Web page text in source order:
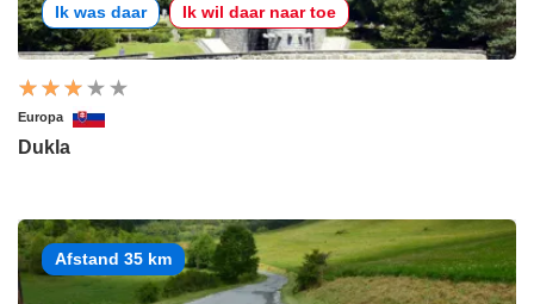
Ik was daar Ik wil daar naar toe
Europa
Dukla
Afstand 35 km